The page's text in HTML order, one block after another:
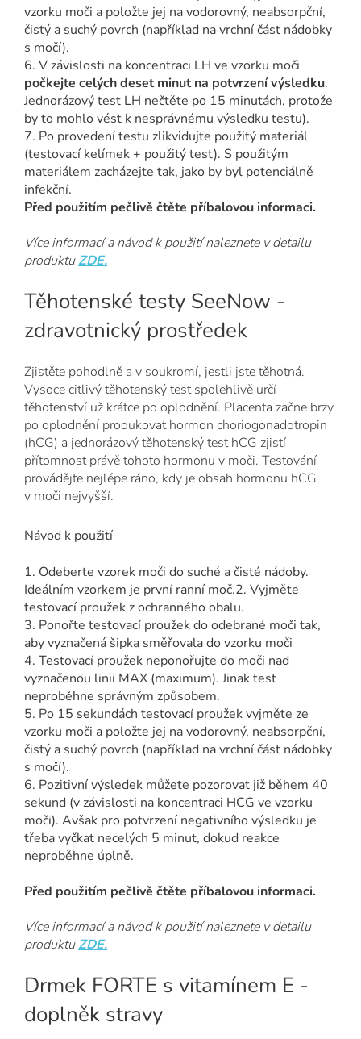
vzorku moči a položte jej na vodorovný, neabsorpční,
čistý a suchý povrch (například na vrchní část nádobky
s močí).
6. V závislosti na koncentraci LH ve vzorku moči
počkejte celých deset minut na potvrzení výsledku.
Jednorázový test LH nečtěte po 15 minutách, protože
by to mohlo vést k nesprávnému výsledku testu).
7. Po provedení testu zlikvidujte použitý materiál
(testovací kelímek + použitý test). S použitým
materiálem zacházejte tak, jako by byl potenciálně
infekční.
Před použitím pečlivě čtěte příbalovou informaci.
Více informací a návod k použití naleznete v detailu
produktuZDE.
Těhotenské testy SeeNow -
zdravotnický prostředek
Zjistěte pohodlně a v soukromí, jestli jste těhotná.
Vysoce citlivý těhotenský test spolehlivě určí
těhotenství už krátce po oplodnění. Placenta začne brzy
po oplodnění produkovat hormon choriogonadotropin
(hCG) a jednorázový těhotenský test hCG zjistí
přítomnost právě tohoto hormonu v moči. Testování
provádějte nejlépe ráno, kdy je obsah hormonu hCG
v moči nejvyšší.
Návod k použití
1. Odeberte vzorek moči do suché a čisté nádoby.
Ideálním vzorkem je první ranní moč.2. Vyjměte
testovací proužek z ochranného obalu.
3. Ponořte testovací proužek do odebrané moči tak,
aby vyznačená šipka směřovala do vzorku moči
4. Testovací proužek neponořujte do moči nad
vyznačenou linii MAX (maximum). Jinak test
neproběhne správným způsobem.
5. Po 15 sekundách testovací proužek vyjměte ze
vzorku moči a položte jej na vodorovný, neabsorpční,
čistý a suchý povrch (například na vrchní část nádobky
s močí).
6. Pozitivní výsledek můžete pozorovat již během 40
sekund (v závislosti na koncentraci HCG ve vzorku
moči). Avšak pro potvrzení negativního výsledku je
třeba vyčkat necelých 5 minut, dokud reakce
neproběhne úplně.
Před použitím pečlivě čtěte příbalovou informaci.
Více informací a návod k použití naleznete v detailu
produktuZDE.
Drmek FORTE s vitamínem E -
doplněk stravy